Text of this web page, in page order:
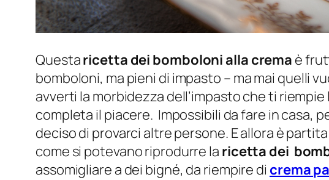
Questaricetta dei bomboloni alla crema è
bomboloni, ma pieni di impasto – ma mai quelli
avverti la morbidezza dell’impasto che ti
completa il piacere. Impossibili da fare in casa,
deciso di provarci altre persone. E allora è
come si potevano riprodurre la ricetta dei
assomigliare a dei bigné, da riempire di crema